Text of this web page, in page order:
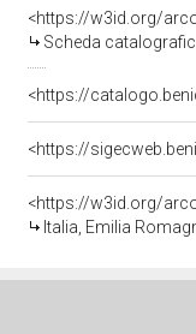
<https://w3id.org/
Scheda
<https://
<https://
<https://w3id.org/
Italia, Emilia